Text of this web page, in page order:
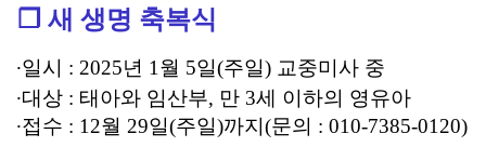
❐새 생명 축복식
∙일시 : 2025년 1 월 5일(주일) 교중미사 중
∙대상 : 태아와 임산부, 만 3세 이하의 영유아
∙접수 : 12월 29일(주일)까지 (문의 : 010-7385-0120)